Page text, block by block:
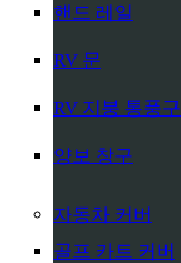
핸드 레일
RV 문
RV 지붕 통풍구
양보 창구
자동차 커버
골프 카트 커버